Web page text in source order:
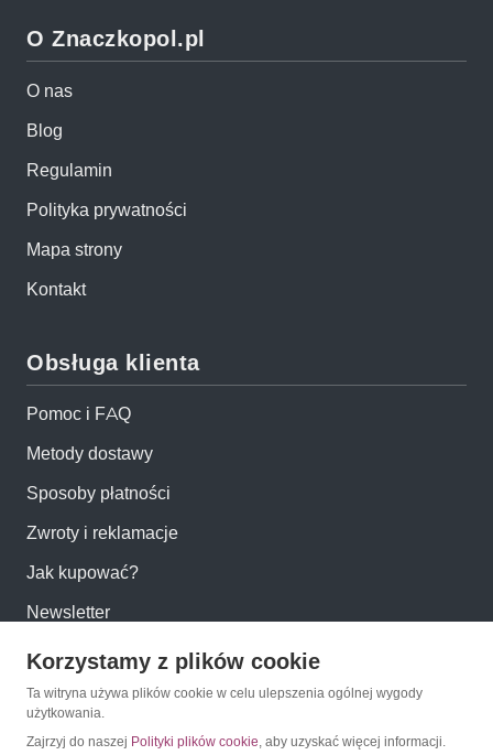
O Znaczkopol.pl
O nas
Blog
Regulamin
Polityka prywatności
Mapa strony
Kontakt
Obsługa klienta
Pomoc i FAQ
Metody dostawy
Sposoby płatności
Zwroty i reklamacje
Jak kupować?
Newsletter
Konto
Moje konto
Korzystamy z plików cookie
Ta witryna używa plików cookie w celu ulepszenia ogólnej wygody
użytkowania.
Zajrzyj do naszej Polityki plików cookie, aby uzyskać więcej informacji.